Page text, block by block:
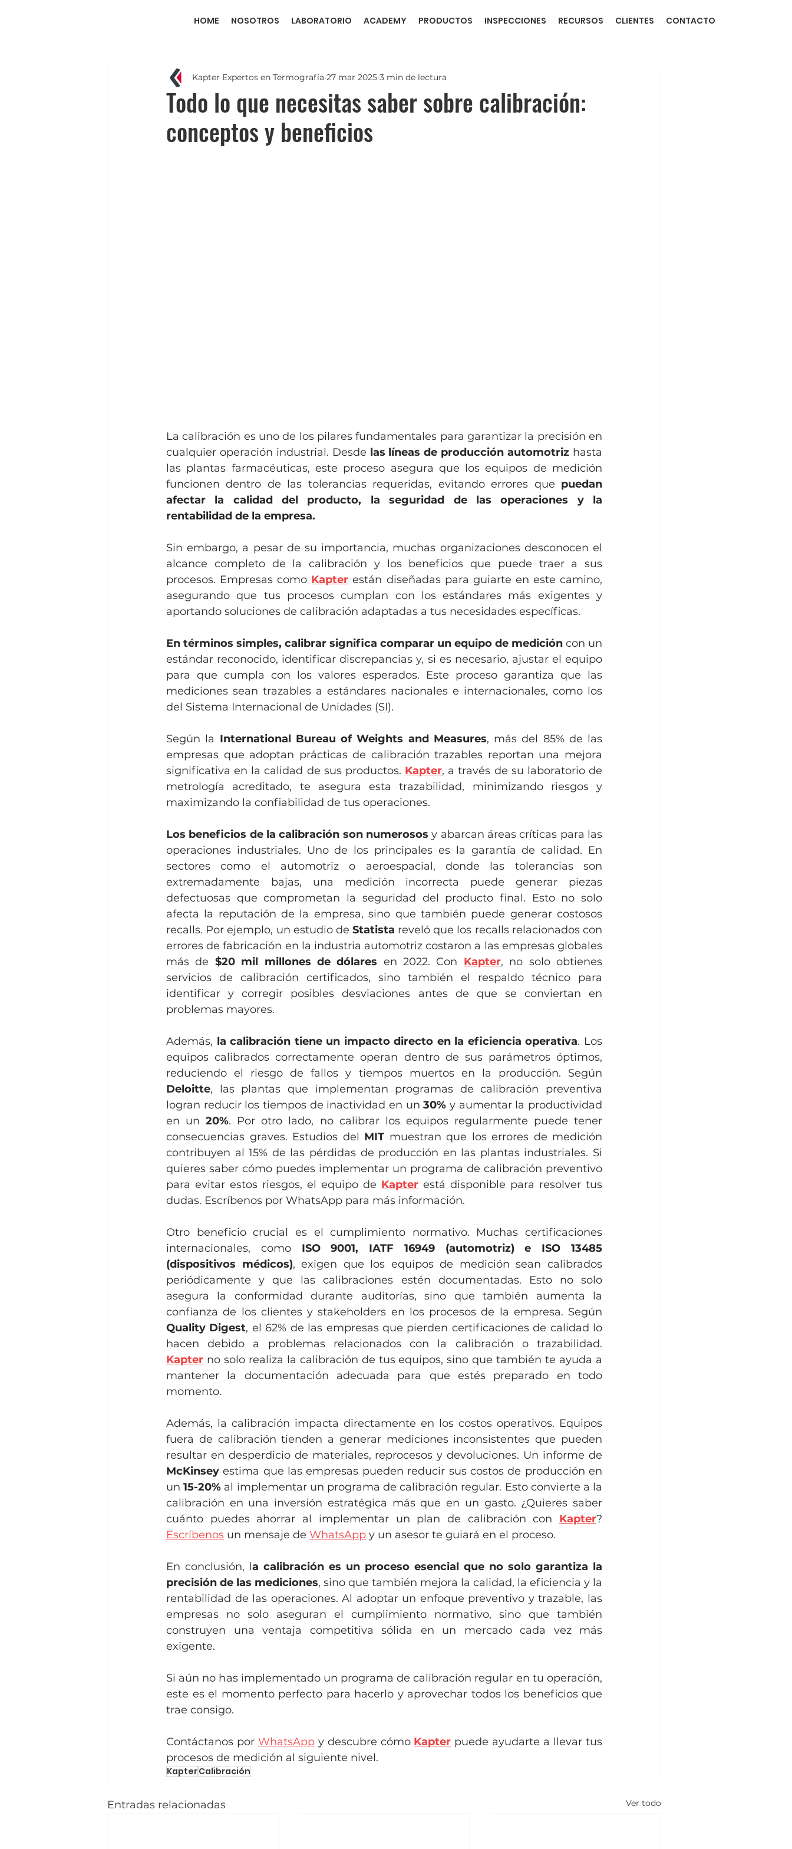
HOME NOSOTROS LABORATORIO ACADEMY PRODUCTOS INSPECCIONES RECURSOS CLIENTES CONTACTO
Todo lo que necesitas saber sobre calibración:
conceptos y beneficios
Kapter Expertos en Termografía 27 mar 2025 3 min de lectura
La calibración es uno de los pilares fundamentales para garantizar la precisión en
cualquier operación industrial. Desde las líneas de producción automotriz hasta
las plantas farmacéuticas, este proceso asegura que los equipos de medición
funcionen dentro de las tolerancias requeridas, evitando errores que puedan
afectar la calidad del producto, la seguridad de las operaciones y la
rentabilidad de la empresa.
Sin embargo, a pesar de su importancia, muchas organizaciones desconocen el
alcance completo de la calibración y los beneficios que puede traer a sus
procesos. Empresas como Kapter están diseñadas para guiarte en este camino,
asegurando que tus procesos cumplan con los estándares más exigentes y
aportando soluciones de calibración adaptadas a tus necesidades específicas.
En términos simples, calibrar significa comparar un equipo de medición con un
estándar reconocido, identificar discrepancias y, si es necesario, ajustar el equipo
para que cumpla con los valores esperados. Este proceso garantiza que las
mediciones sean trazables a estándares nacionales e internacionales, como los
del Sistema Internacional de Unidades (SI).
Según la International Bureau of Weights and Measures, más del 85% de las
empresas que adoptan prácticas de calibración trazables reportan una mejora
significativa en la calidad de sus productos. Kapter, a través de su laboratorio de
metrología acreditado, te asegura esta trazabilidad, minimizando riesgos y
maximizando la confiabilidad de tus operaciones.
Los beneficios de la calibración son numerosos y abarcan áreas críticas para las
operaciones industriales. Uno de los principales es la garantía de calidad. En
sectores como el automotriz o aeroespacial, donde las tolerancias son
extremadamente bajas, una medición incorrecta puede generar piezas
defectuosas que comprometan la seguridad del producto final. Esto no solo
afecta la reputación de la empresa, sino que también puede generar costosos
recalls. Por ejemplo, un estudio de Statista reveló que los recalls relacionados con
errores de fabricación en la industria automotriz costaron a las empresas globales
más de $20 mil millones de dólares en 2022. Con Kapter, no solo obtienes
servicios de calibración certificados, sino también el respaldo técnico para
identificar y corregir posibles desviaciones antes de que se conviertan en
problemas mayores.
Además, la calibración tiene un impacto directo en la eficiencia operativa. Los
equipos calibrados correctamente operan dentro de sus parámetros óptimos,
Deloitte, las plantas que implementan programas de calibración preventiva
logran reducir los tiempos de inactividad en un 30% y aumentar la productividad
en un 20%. Por otro lado, no calibrar los equipos regularmente puede tener
consecuencias graves. Estudios del MIT muestran que los errores de medición
contribuyen al 15% de las pérdidas de producción en las plantas industriales. Si
quieres saber cómo puedes implementar un programa de calibración preventivo
para evitar estos riesgos, el equipo de Kapter está disponible para resolver tus
dudas. Escríbenos por WhatsApp para más información.
Otro beneficio crucial es el cumplimiento normativo. Muchas certificaciones
internacionales, como ISO 9001, IATF 16949 (automotriz) e ISO 13485
(dispositivos médicos), exigen que los equipos de medición sean calibrados
periódicamente y que las calibraciones estén documentadas. Esto no solo
asegura la conformidad durante auditorías, sino que también aumenta la
Quality Digest, el 62% de las empresas que pierden certificaciones de calidad lo
Kapter no solo realiza la calibración de tus equipos, sino que también te ayuda a
mantener la documentación adecuada para que estés preparado en todo
momento.
Además, la calibración impacta directamente en los costos operativos. Equipos
fuera de calibración tienden a generar mediciones inconsistentes que pueden
McKinsey estima que las empresas pueden reducir sus costos de producción en
un 15-20% al implementar un programa de calibración regular. Esto convierte a la
calibración en una inversión estratégica más que en un gasto. ¿Quieres saber
cuánto puedes ahorrar al implementar un plan de calibración con Kapter
Escríbenos un mensaje de WhatsApp y un asesor te guiará en el proceso.
En conclusión, la calibración es un proceso esencial que no solo garantiza la
precisión de las mediciones, sino que también mejora la calidad, la eficiencia y la
rentabilidad de las operaciones. Al adoptar un enfoque preventivo y trazable, las
empresas no solo aseguran el cumplimiento normativo, sino que también
construyen una ventaja competitiva sólida en un mercado cada vez más
exigente.
Si aún no has implementado un programa de calibración regular en tu operación,
este es el momento perfecto para hacerlo y aprovechar todos los beneficios que
trae consigo.
Contáctanos por WhatsApp y descubre cómo Kapter puede ayudarte a llevar tus
procesos de medición al siguiente nivel.
KapterCalibración
Entradas relacionadas Ver todo